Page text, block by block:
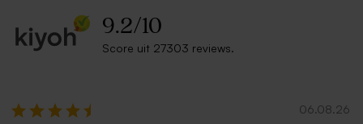
Lange zachtroze envelop Lange eco enveloppe
9.2/10
Score uit 27303 reviews.
06.08.26